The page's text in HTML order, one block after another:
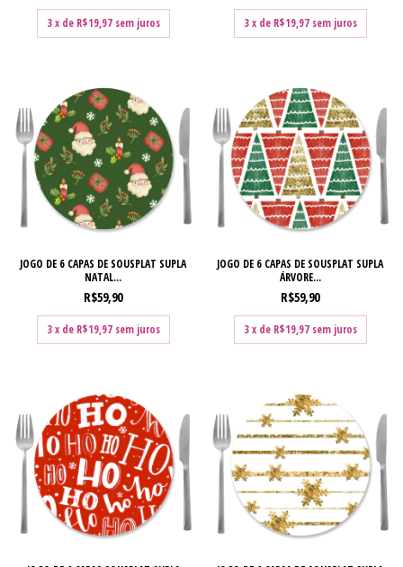
3 x de R$19,97 sem juros 3 x de R$19,97 sem juros
JOGO DE 6 CAPAS DE SOUSPLAT SUPLA
NATAL...
R$59,90
3 x de R$19,97 sem juros
JOGO DE 6 CAPAS DE SOUSPLAT SUPLA
ÁRVORE...
R$59,90
3 x de R$19,97 sem juros